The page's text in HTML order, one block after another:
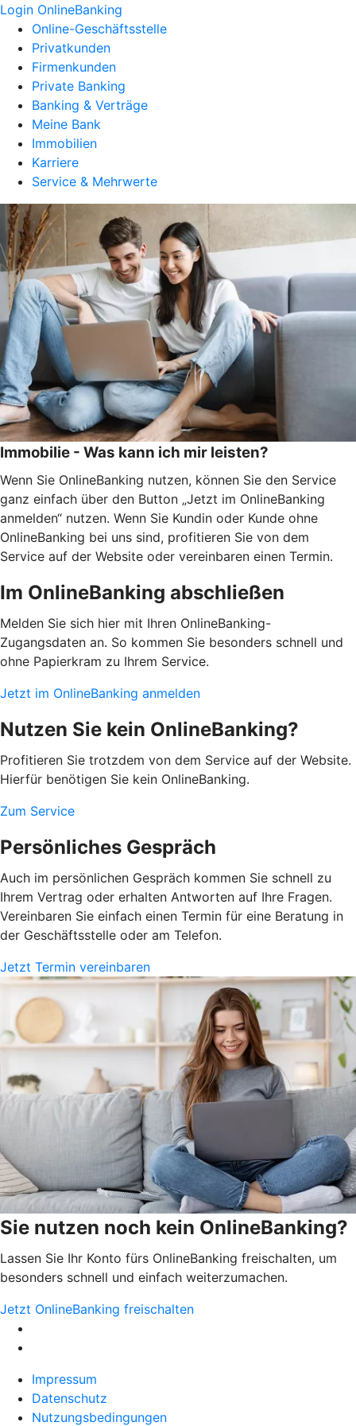
Login OnlineBanking
Online-Geschäftsstelle
Privatkunden
Firmenkunden
Private Banking
Banking & Verträge
Meine Bank
Immobilien
Karriere
Service & Mehrwerte
Immobilie - Was kann ich mir leisten?
Wenn Sie OnlineBanking nutzen, können Sie den Service
ganz einfach über den Button „Jetzt im OnlineBanking
anmelden“ nutzen. Wenn Sie Kundin oder Kunde ohne
OnlineBanking bei uns sind, profitieren Sie von dem
Service auf der Website oder vereinbaren einen Termin.
Im OnlineBanking abschließen
Melden Sie sich hier mit Ihren OnlineBanking-
Zugangsdaten an. So kommen Sie besonders schnell und
ohne Papierkram zu Ihrem Service.
Jetzt im OnlineBanking anmelden
Nutzen Sie kein OnlineBanking?
Profitieren Sie trotzdem von dem Service auf der Website.
Hierfür benötigen Sie kein OnlineBanking.
Zum Service
Persönliches Gespräch
Auch im persönlichen Gespräch kommen Sie schnell zu
Ihrem Vertrag oder erhalten Antworten auf Ihre Fragen.
Vereinbaren Sie einfach einen Termin für eine Beratung in
der Geschäftsstelle oder am Telefon.
Jetzt Termin vereinbaren
Sie nutzen noch kein OnlineBanking?
Lassen Sie Ihr Konto fürs OnlineBanking freischalten, um
besonders schnell und einfach weiterzumachen.
Jetzt OnlineBanking freischalten
Impressum
Datenschutz
Nutzungsbedingungen